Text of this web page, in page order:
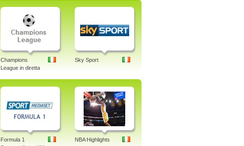
Champions
League in diretta
Sky Sport
Formula 1
NBA Highlights